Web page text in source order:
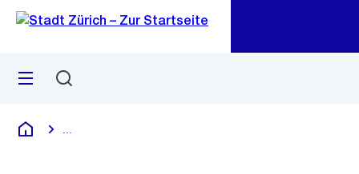
Navigation
Sprunglink
Menü
Deutsch